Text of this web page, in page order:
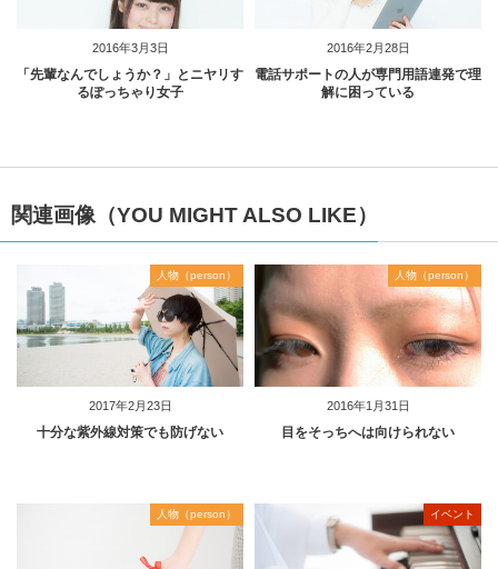
2016年3月3日
「先輩なんでしょうか？」とニヤリす
るぽっちゃり女子
2016年2月28日
電話サポートの人が専門用語連発で理
解に困っている
関連画像（YOU MIGHT ALSO LIKE）
2017年2月23日
人物（person）
十分な紫外線対策でも防げない
2016年1月31日
人物（person）
目をそっちへは向けられない
人物（person） イベント